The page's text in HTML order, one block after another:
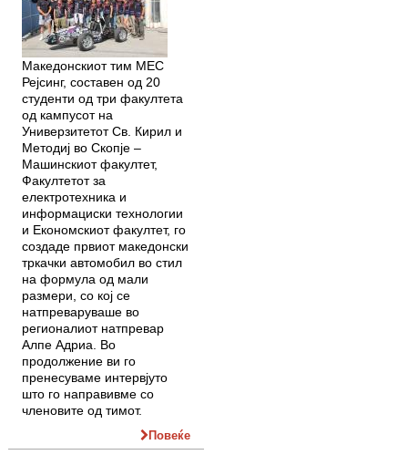
Македонскиот тим МЕС
Рејсинг, составен од 20
студенти од три факултета
од кампусот на
Универзитетот Св. Кирил и
Методиј во Скопје –
Машинскиот факултет,
Факултетот за
електротехника и
информациски технологии
и Економскиот факултет, го
создаде првиот македонски
тркачки автомобил во стил
на формула од мали
размери, со кој се
натпреваруваше во
регионалиот натпревар
Алпе Адриа. Во
продолжение ви го
пренесуваме интервјуто
што го направивме со
членовите од тимот.
Повеќе